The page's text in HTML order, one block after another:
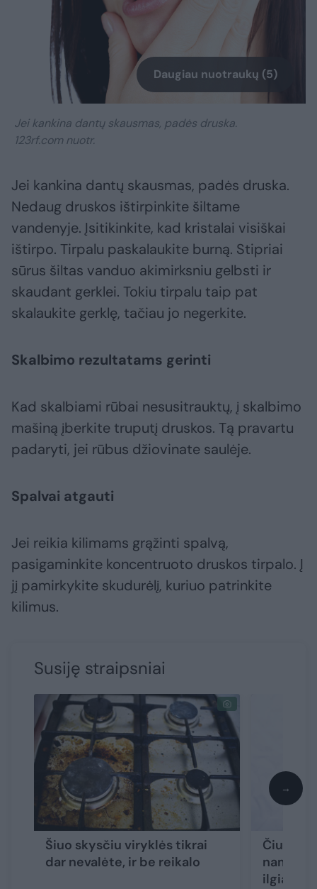
Daugiau nuotraukų (5)
Jei kankina dantų skausmas, padės druska.
123rf.com nuotr.
Jei kankina dantų skausmas, padės druska.
Nedaug druskos ištirpinkite šiltame
vandenyje. Įsitikinkite, kad kristalai visiškai
ištirpo. Tirpalu paskalaukite burną. Stipriai
sūrus šiltas vanduo akimirksniu gelbsti ir
skaudant gerklei. Tokiu tirpalu taip pat
skalaukite gerklę, tačiau jo negerkite.
Skalbimo rezultatams gerinti
Kad skalbiami rūbai nesusitrauktų, į skalbimo
mašiną įberkite truputį druskos. Tą pravartu
padaryti, jei rūbus džiovinate saulėje.
Spalvai atgauti
Jei reikia kilimams grąžinti spalvą,
pasigaminkite koncentruoto druskos tirpalo. Į
jį pamirkykite skudurėlį, kuriuo patrinkite
kilimus.
Susiję straipsniai
Šiuo skysčiu viryklės tikrai
dar nevalėte, ir be reikalo
Čiužinį
ilgiau
→